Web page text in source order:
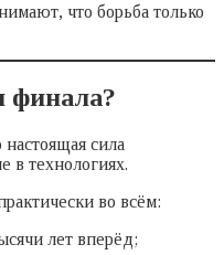
что борьба только
финала?
сила
в технологиях.
во всём:
лет вперёд;